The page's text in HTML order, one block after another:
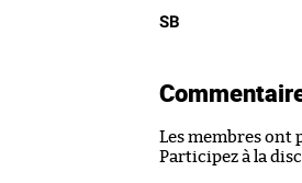
SB
Les membres ont
Participez à la